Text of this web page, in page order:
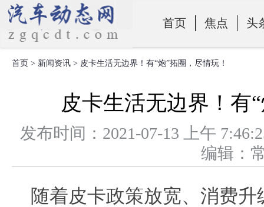
首页 焦点 头
零部件
首页 > 新闻资讯 > 皮卡生活无边界！有“炮”拓圈，尽情玩！
皮卡生活无边界！有
发布时间：2021-07-13 上午
编辑
随着皮卡政策放宽、消费